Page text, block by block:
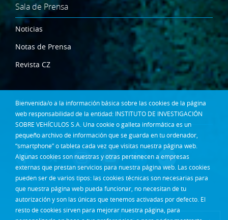
Bienvenida/o a la información básica sobre las cookies de la página
web responsabilidad de la entidad: INSTITUTO DE INVESTIGACIÓN
SOBRE VEHÍCULOS S.A. Una cookie o galleta informática es un
pequeño archivo de información que se guarda en tu ordenador,
“smartphone” o tableta cada vez que visitas nuestra página web.
Algunas cookies son nuestras y otras pertenecen a empresas
externas que prestan servicios para nuestra página web. Las cookies
pueden ser de varios tipos: las cookies técnicas son necesarias para
que nuestra página web pueda funcionar, no necesitan de tu
autorización y son las únicas que tenemos activadas por defecto. El
resto de cookies sirven para mejorar nuestra página, para
Sala de Prensa
Noticias
Notas de Prensa
Revista CZ
Dónde estamos
Contacta
Síguenos en: